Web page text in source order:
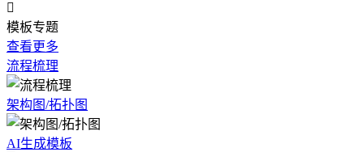

模板专题
查看更多
流程梳理
架构图/拓扑图
AI生成模板